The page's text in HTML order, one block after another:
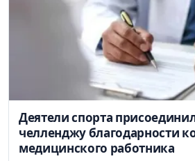
Деятели спорта
челленджу благодарности
медицинского работника